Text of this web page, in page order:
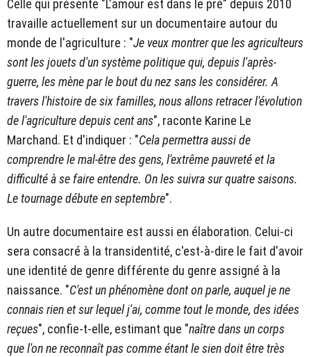
Celle qui présente "L'amour est dans le pré" depuis 2010
travaille actuellement sur un documentaire autour du
monde de l'agriculture : "Je veux montrer que les agriculteurs
sont les jouets d'un système politique qui, depuis l'après-
guerre, les mène par le bout du nez sans les considérer. A
travers l'histoire de six familles, nous allons retracer l'évolution
de l'agriculture depuis cent ans", raconte Karine Le
Marchand. Et d'indiquer : "Cela permettra aussi de
comprendre le mal-être des gens, l'extrême pauvreté et la
difficulté à se faire entendre. On les suivra sur quatre saisons.
Le tournage débute en septembre".
Un autre documentaire est aussi en élaboration. Celui-ci
sera consacré à la transidentité, c'est-à-dire le fait d'avoir
une identité de genre différente du genre assigné à la
naissance. "C'est un phénomène dont on parle, auquel je ne
connais rien et sur lequel j'ai, comme tout le monde, des idées
reçues", confie-t-elle, estimant que "naître dans un corps
que l'on ne reconnaît pas comme étant le sien doit être très